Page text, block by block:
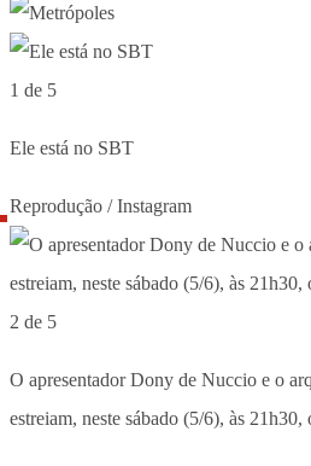
1 de 5
Ele está no SBT
Reprodução / Instagram
2 de 5
O apresentador Dony de Nuccio e o
estreiam, neste sábado (5/6), às